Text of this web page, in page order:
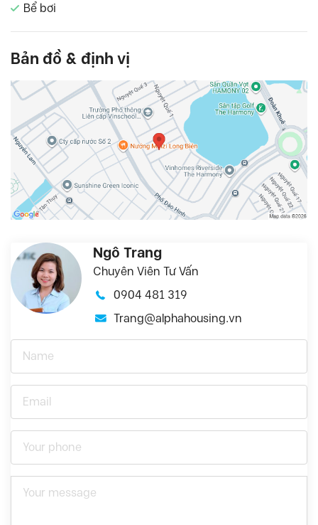
Bể bơi
Bản đồ & định vị
Ngô Trang
Chuyên Viên Tư Vấn
0904 481 319
Trang@alphahousing.vn